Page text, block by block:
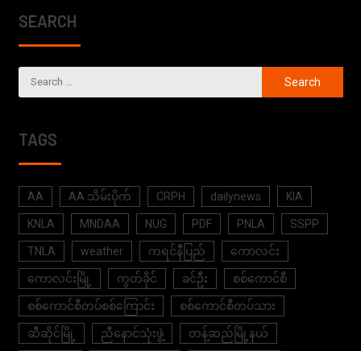
SEARCH
TAGS
AA AA သိမ်းပိုက် CRPH dailynews KIA
KNLA MNDAA NUG PDF PNLA SSPP
TNLA weather ကရင်နီပြည် ကောလင်း
ကောလင်းမြို့ ကွတ်ခိုင် ခင်ဦး စစ်ကောင်စီ
စစ်ကောင်စီတပ်စစ်ကြောင်း စစ်ကောင်စီတပ်သား
ဆီဆိုင်မြို့ ညီနောင်သုံးဖွဲ့ တန့်ဆည်မြို့နယ်